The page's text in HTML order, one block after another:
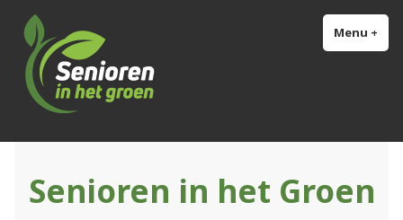
Naar
inhoud
springen
Senioren in het groen
Info voor Senioren
Menu +
Senioren in het Groen